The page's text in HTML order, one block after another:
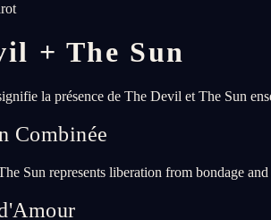
+ The Sun
la présence de The Devil et The Sun
Combinée
Sun represents liberation from bondage